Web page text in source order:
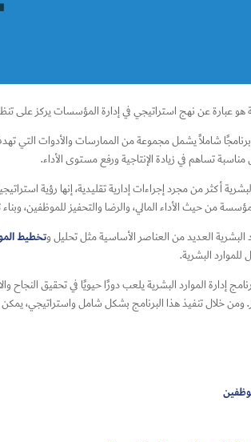
هو عبارة عن نهج استراتيجي في إدارة المؤسسات يركز على
برنامجًا شاملاً يشمل مجموعة من الممارسات والأدوات
مناسبة تساهم في زيادة الإنتاجية ورفع مستوى الأداء.
البشرية أكثر من مجرد إجراءات إدارية تقليدية، إنها رؤية
من حيث الأداء المالي، والرضا والتحفيز للموظفين، وبناء
البشرية العديد من العناصر الأساسية مثل تحليل وتخطيط
البشرية.
إدارة الموارد البشرية يلعب دورًا حيويًا في تحقيق
ومن خلال تنفيذ هذا البرنامج بشكل شامل واستراتيجي،